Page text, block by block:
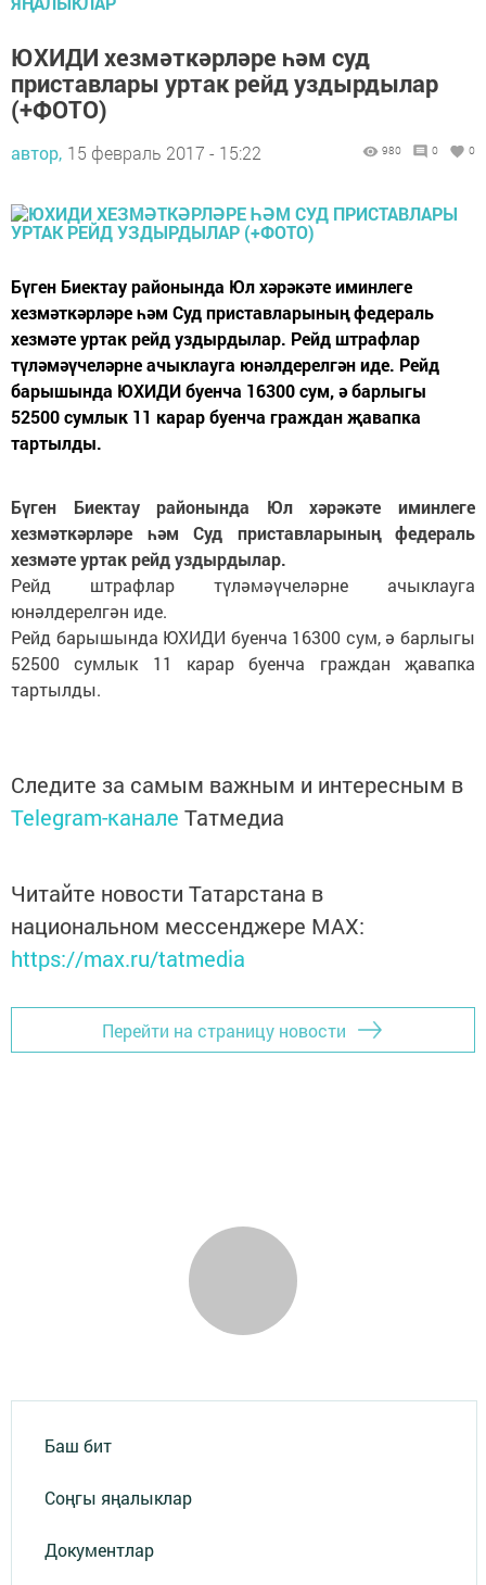
ЮХИДИ хезмәткәрләре һәм суд
приставлары уртак рейд уздырдылар
(+ФОТО)
автор, 15 февраль 2017 - 15:22 980 0 0
Бүген Биектау районында Юл хәрәкәте иминлеге
хезмәткәрләре һәм Суд приставларының федераль
хезмәте уртак рейд уздырдылар. Рейд штрафлар
түләмәүчеләрне ачыклауга юнәлдерелгән иде. Рейд
барышында ЮХИДИ буенча 16300 сум, ә барлыгы
52500 сумлык 11 карар буенча граждан җавапка
тартылды.
Бүген Биектау районында Юл хәрәкәте иминлеге
хезмәткәрләре һәм Суд приставларының федераль
хезмәте уртак рейд уздырдылар.
Рейд штрафлар түләмәүчеләрне ачыклауга
юнәлдерелгән иде.
Рейд барышында ЮХИДИ буенча 16300 сум, ә барлыгы
52500 сумлык 11 карар буенча граждан җавапка
тартылды.
Следите за самым важным и интересным в
Telegram-канале Татмедиа
Читайте новости Татарстана в
национальном мессенджере MАХ:
https://max.ru/tatmedia
Перейти на страницу новости
Баш бит
Соңгы яңалыклар
Документлар